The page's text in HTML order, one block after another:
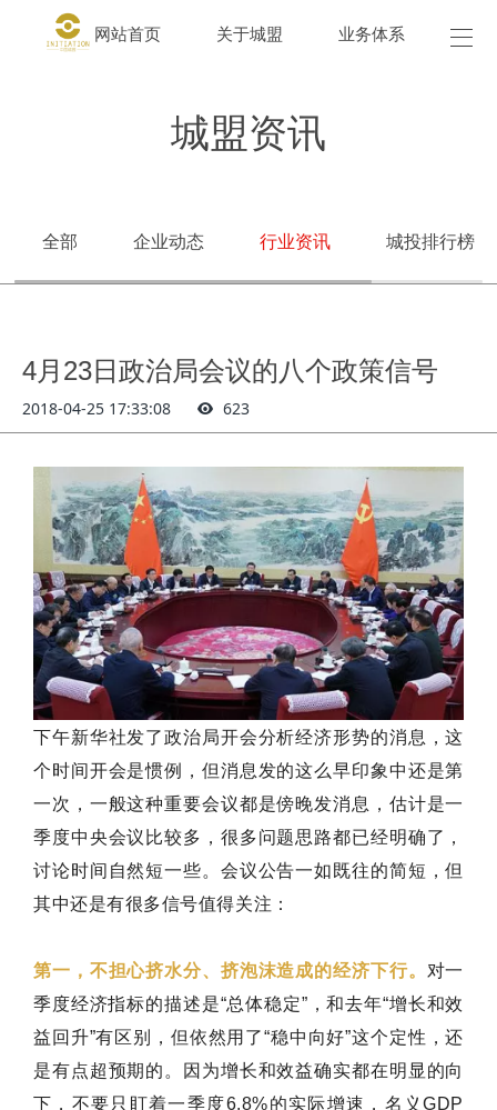
网站首页 关于城盟 业务体系 城
城盟资讯
全部 企业动态 行业资讯 城投排行榜
4月23日政治局会议的八个政策信号
2018-04-25 17:33:08 623
下午新华社发了政治局开会分析经济形势的消息，这
个时间开会是惯例，但消息发的这么早印象中还是第
一次，一般这种重要会议都是傍晚发消息，估计是一
季度中央会议比较多，很多问题思路都已经明确了，
讨论时间自然短一些。会议公告一如既往的简短，但
其中还是有很多信号值得关注：
第一，不担心挤水分、挤泡沫造成的经济下行。 对一
季度经济指标的描述是“总体稳定”，和去年“增长和效
益回升”有区别，但依然用了“稳中向好”这个定性，还
是有点超预期的。因为增长和效益确实都在明显的向
下，不要只盯着一季度6.8%的实际增速，名义GDP